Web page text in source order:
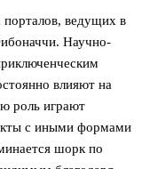
ведущих в
Научно-
влияют на
роль играют
с иными формами
шорк по